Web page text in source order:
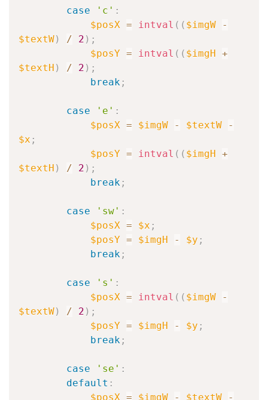
case
'c' :
$posX = intval ( ( $imgW
-
$textW) / 2 ) ;
$posY = intval ( ( $imgH +
$textH ) / 2 ) ;
break ;
case 'e' :
$posX = $imgW - $textW
-
$x ;
$posY = intval ( ( $imgH +
$textH ) / 2 ) ;
break ;
case 'sw' :
$posX = $x ;
$posY = $imgH - $y ;
break ;
case 's' :
$posX = intval ( ( $imgW
-
$textW) / 2 ) ;
$posY = $imgH - $y ;
break ;
case 'se' :
default :
$posX = $imgW - $textW
-